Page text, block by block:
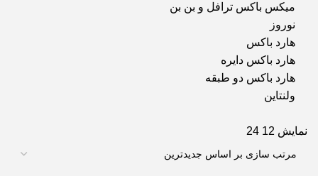
میکس باکس ترافل و بن بن
نوروز
هارد باکس
هارد باکس دایره
هارد باکس دو طبقه
ولنتاین
نمایش 12
24